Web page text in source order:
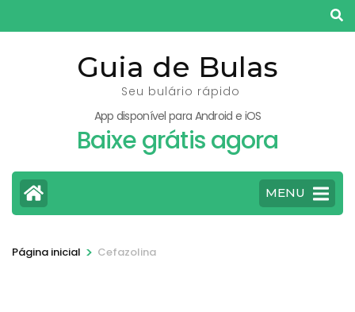
para
Guia de Bulas
Seu bulário rápido
App disponível para Android e iOS
Baixe grátis agora
MENU
Página inicial > Cefazolina